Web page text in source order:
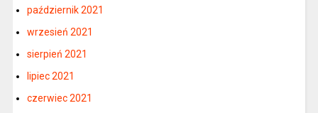
październik 2021
wrzesień 2021
sierpień 2021
lipiec 2021
czerwiec 2021